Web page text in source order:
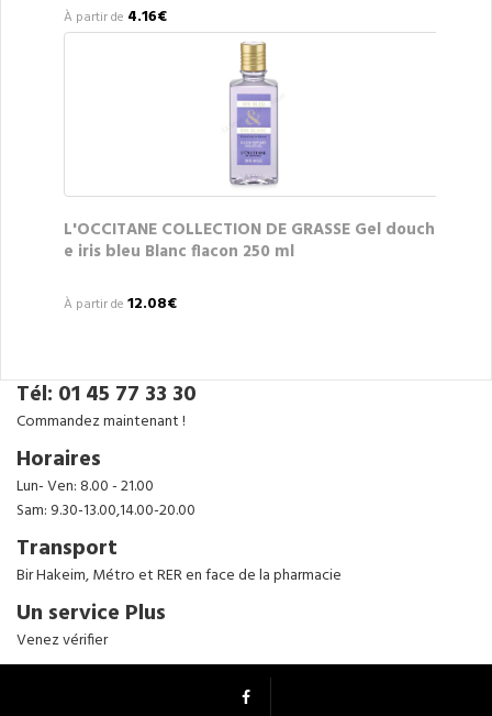
À partir de 4.16€
L'OCCITANE COLLECTION DE GRASSE Gel douch
e iris bleu Blanc flacon 250 ml
À partir de12.08€
Tél: 01 45 77 33 30
Commandez maintenant !
Horaires
Lun- Ven: 8.00 - 21.00
Sam: 9.30-13.00,14.00-20.00
Transport
Bir Hakeim, Métro et RER en face de la pharmacie
Un service Plus
Venez vérifier